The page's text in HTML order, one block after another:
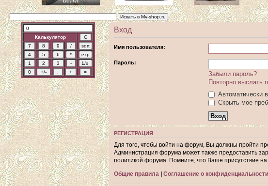
Калькулятор
Вход
Имя пользователя:
Пароль:
Забыли пароль?
Повторно выслать
Автоматически
Скрыть мое
РЕГИСТРАЦИЯ
Для того, чтобы войти на форум, Вы должны пройти
Администрация форума может также предоставить
политикой форума. Помните, что Ваше присутствие
Общие правила | Соглашение о конфиденциальности